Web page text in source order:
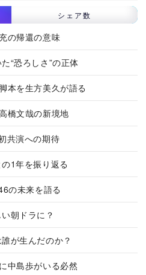
シェア数
の帰還の意味
“恐ろしさ”の正体
本を生方美久が語る
橋文哉の新境地
共演への期待
1年を振り返る
の未来を語る
朝ドラに？
誰が生んだのか？
中島歩がいる必然